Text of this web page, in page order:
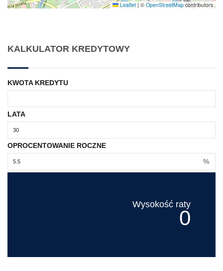
Leaflet | © OpenStreetMap contributors
KALKULATOR KREDYTOWY
KWOTA KREDYTU
LATA
OPROCENTOWANIE ROCZNE
%
Wysokość raty
0